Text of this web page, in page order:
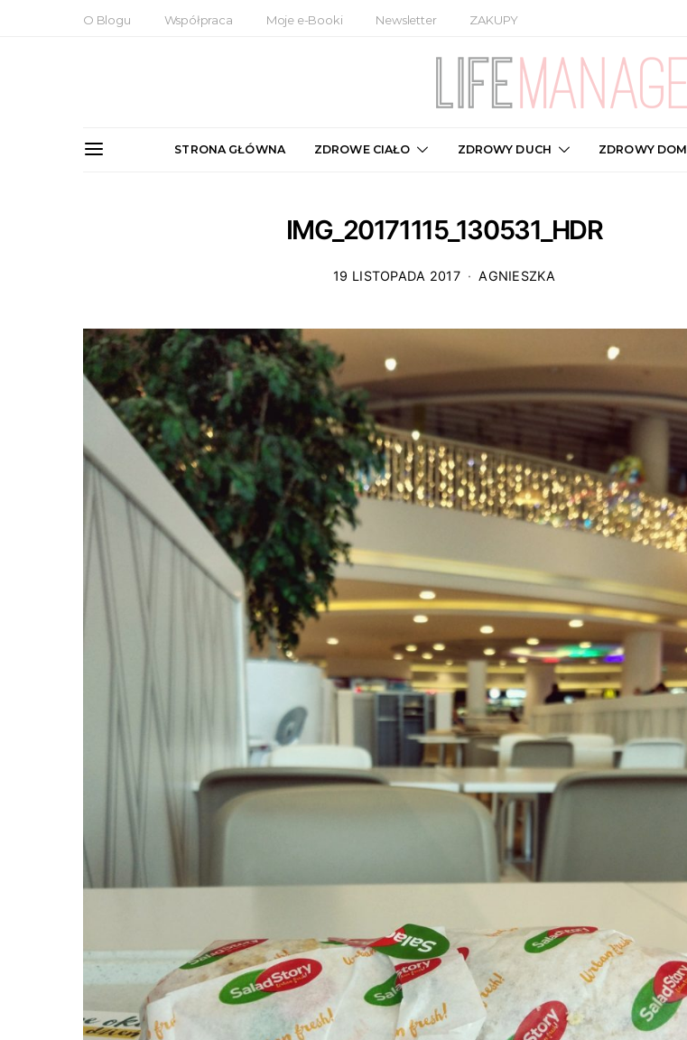
O Blogu Współpraca Moje e-Booki Newsletter ZAKUPY
STRONA GŁÓWNA ZDROWE CIAŁO ZDROWY DUCH ZDROWY DOM
IMG_20171115_130531_HDR
19 LISTOPADA 2017 AGNIESZKA